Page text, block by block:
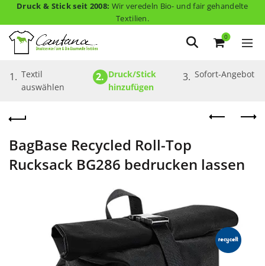
Druck & Stick seit 2008: Wir veredeln Bio- und fair gehandelte
Textilien.
0
1. Textil
auswählen
2. Druck/Stick
hinzufügen
3. Sofort-Angebot
BagBase Recycled Roll-Top
Rucksack BG286 bedrucken lassen